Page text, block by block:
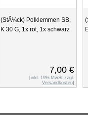
(StÃ¼ck) Polklemmen SB,
K 30 G, 1x rot, 1x schwarz
7,00 €
[inkl. 19% MwSt zzgl.
Versandkosten]